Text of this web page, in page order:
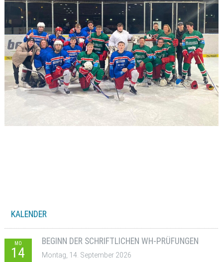
KALENDER
MO
14
BEGINN DER SCHRIFTLICHEN WH-PRÜFUNGEN
Montag, 14. September 2026